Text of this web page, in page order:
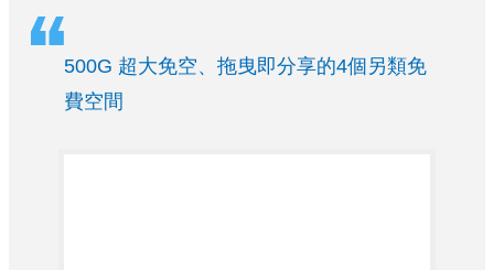
500G 超大免空、拖曳即分享的4個另類免
費空間